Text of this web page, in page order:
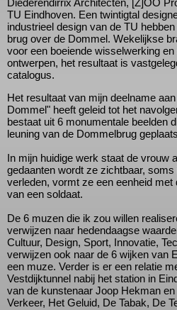
Het project "Licht over de
Diederendirrix Architecten, [Z]OO
TU Eindhoven. Een twintigtal
industrieel design van de TU
brug over de Dommel.
voor een boeiende wisselwerking
ontwerpen, het resultaat is
catalogus.
Het resultaat van mijn deelname
Dommel" heeft geleid tot het
leuning van de Dommelbrug
In mijn huidige werk staat de
gedaanten wordt ze zichtbaar,
van een soldaat.
De 6 muzen die ik zou willen
verwijzen naar hedendaagse
Cultuur, Design, Sport, Innovatie,
verwijzen ook naar de 6 wijken
een muze. Verder is er een relatie